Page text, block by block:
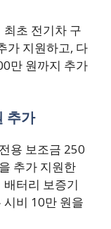
초 전기차 구
가 지원하고, 다
만 원까지 추가
추가
용 보조금 250
추가 지원한
터리 보증기
비 10만 원을